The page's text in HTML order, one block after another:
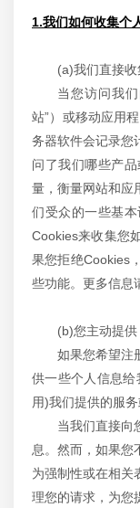
1.我们如何收集个
(a)我们直接收
当您访问我
站”）或移动应用
务器软件会记录您
问了我们哪些产
量，衡量网站和应
们受众的一些基
Cookies来收集您
果您拒绝Cookies
些功能。更多信息
(b)您主动提供
如果您希望注
供一些个人信息
用)我们提供的服务
当我们直接向
息。然而，如果您
为强制性或在相关
理您的请求，为您